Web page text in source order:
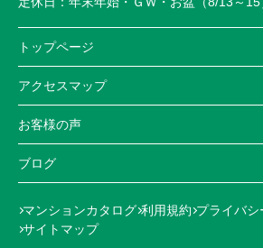
トップページ
アクセスマップ
お客様の声
ブログ
マンションカタログ 利用規約 プライバシ
サイトマップ